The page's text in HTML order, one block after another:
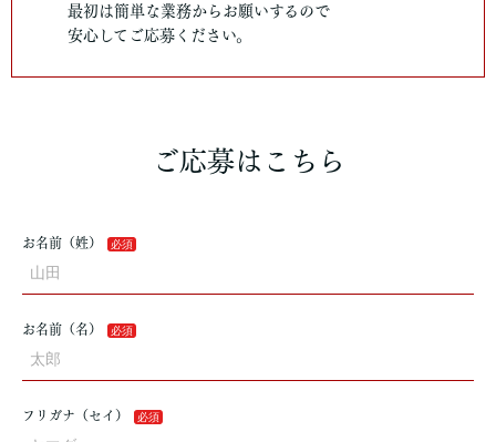
最初は簡単な業務からお願いするので
安心してご応募ください。